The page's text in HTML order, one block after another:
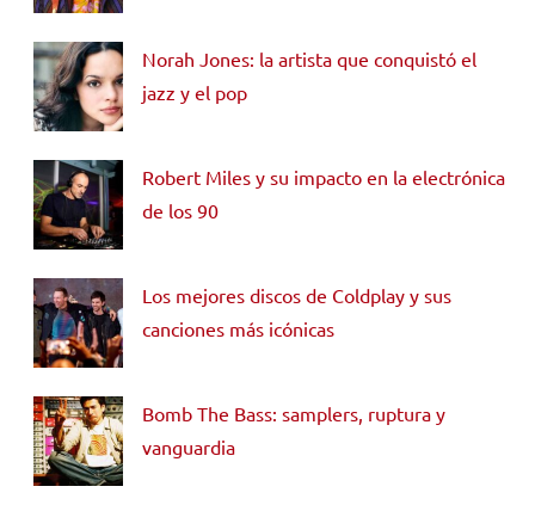
Norah Jones: la artista que conquistó el
jazz y el pop
Robert Miles y su impacto en la electrónica
de los 90
Los mejores discos de Coldplay y sus
canciones más icónicas
Bomb The Bass: samplers, ruptura y
vanguardia